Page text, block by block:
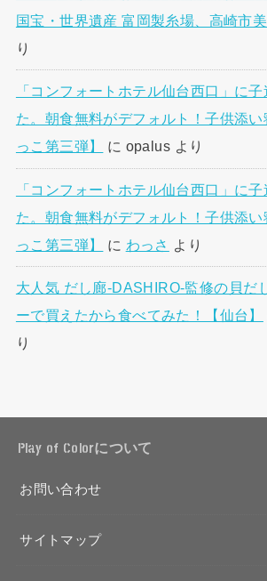
国宝・世界遺産 富岡製糸場、高崎市
り
「コンフォートホテル仙台西口」に
た。朝食無料がデフォルト！子供添
っこ第三弾】
に opalus より
「コンフォートホテル仙台西口」に
た。朝食無料がデフォルト！子供添
っこ第三弾】
に わっさ より
大人気 だし廊-DASHIRO-監修の貝だ
ーで買えたから食べてみた！【仙台】
り
Play of Colorについて
お問い合わせ
サイトマップ